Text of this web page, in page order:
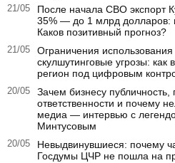
21/05
После начала СВО экспорт
35% — до 1 млрд долларов:
Каков позитивный прогноз?
21/05
Ограничения
скулшутинговые угрозы:
регион под цифровым
20/05
Зачем бизнесу публичность,
ответственности и почему
медиа — интервью с
Минтусовым
20/05
Невыдвинувшиеся: почему
Госдумы ЦЧР не пошла на